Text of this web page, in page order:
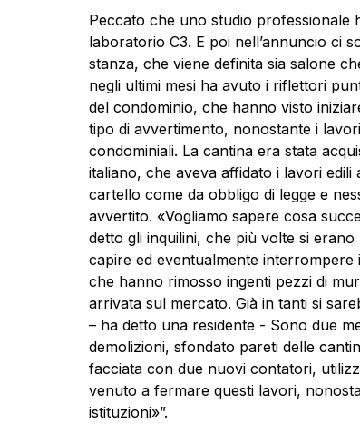
Peccato che uno studio professionale
laboratorio C3. E poi nell’annuncio ci
stanza, che viene definita sia salone
negli ultimi mesi ha avuto i riflettori
del condominio, che hanno visto
tipo di avvertimento, nonostante i
condominiali. La cantina era stata
italiano, che aveva affidato i lavori edili
cartello come da obbligo di legge e
avvertito. «Vogliamo sapere cosa
detto gli inquilini, che più volte si
capire ed eventualmente
che hanno rimosso ingenti pezzi di
arrivata sul mercato. Già in tanti si
– ha detto una residente - Sono due
demolizioni, sfondato pareti delle
facciata con due nuovi contatori,
venuto a fermare questi lavori,
istituzioni»”.